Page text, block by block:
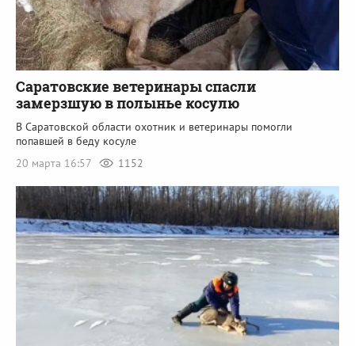
Саратовские ветеринары спасли
замерзшую в полынье косулю
В Саратовской области охотник и ветеринары помогли
попавшей в беду косуле
20 марта 16:57
1152